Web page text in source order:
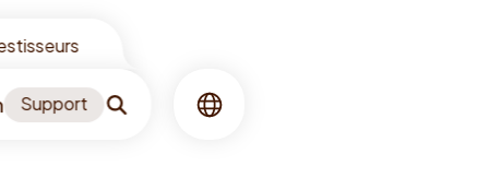
Support RechercheLangue